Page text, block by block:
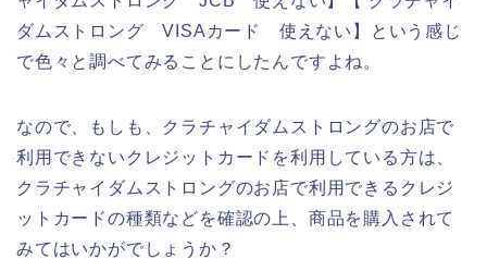
ダムストロング VISAカード 使えない】という感じ
で色々と調べてみることにしたんですよね。
なので、もしも、クラチャイダムストロングのお店で
利用できないクレジットカードを利用している方は、
クラチャイダムストロングのお店で利用できるクレジ
ットカードの種類などを確認の上、商品を購入されて
みてはいかがでしょうか？